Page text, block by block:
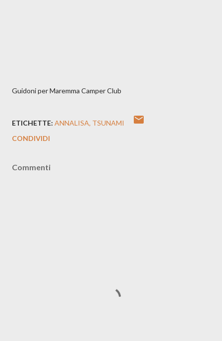
Guidoni per Maremma Camper Club
ETICHETTE: ANNALISA TSUNAMI
CONDIVIDI
Commenti